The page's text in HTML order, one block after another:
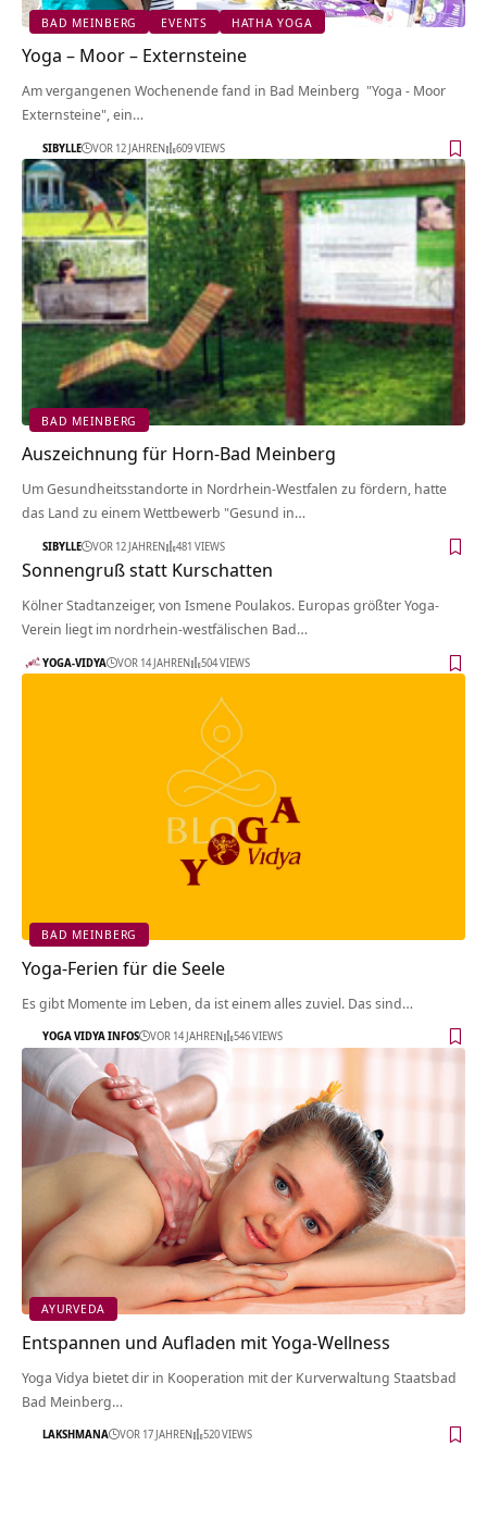
BAD MEINBERG EVENTS HATHA YOGA
Yoga – Moor – Externsteine
Am vergangenen Wochenende fand in Bad Meinberg "Yoga - Moor
Externsteine", ein…
SIBYLLE VOR 12 JAHREN 609 VIEWS
BAD MEINBERG
Auszeichnung für Horn-Bad Meinberg
Um Gesundheitsstandorte in Nordrhein-Westfalen zu fördern, hatte
das Land zu einem Wettbewerb "Gesund in…
SIBYLLE VOR 12 JAHREN 481 VIEWS
Sonnengruß statt Kurschatten
Kölner Stadtanzeiger, von Ismene Poulakos. Europas größter Yoga-
Verein liegt im nordrhein-westfälischen Bad…
YOGA-VIDYA VOR 14 JAHREN 504 VIEWS
BAD MEINBERG
Yoga-Ferien für die Seele
Es gibt Momente im Leben, da ist einem alles zuviel. Das sind…
YOGA VIDYA INFOS VOR 14 JAHREN 546 VIEWS
AYURVEDA
Entspannen und Aufladen mit Yoga-Wellness
Yoga Vidya bietet dir in Kooperation mit der Kurverwaltung Staatsbad
Bad Meinberg…
LAKSHMANA VOR 17 JAHREN 520 VIEWS